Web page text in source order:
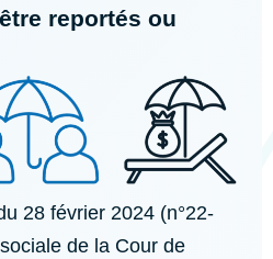
reportés ou
28 février 2024 (n°22-
de la Cour de